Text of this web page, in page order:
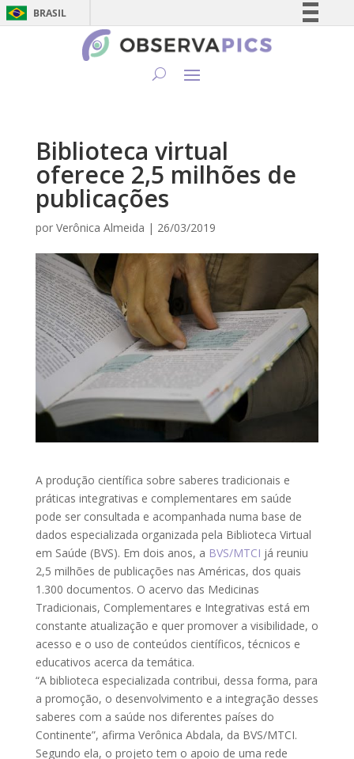
BRASIL
Simplifique!
Biblioteca virtual
oferece 2,5 milhões de
publicações
por Verônica Almeida | 26/03/2019
A produção científica sobre saberes tradicionais e
práticas integrativas e complementares em saúde
pode ser consultada e acompanhada numa base de
dados especializada organizada pela Biblioteca Virtual
em Saúde (BVS). Em dois anos, a BVS/MTCI já reuniu
2,5 milhões de publicações nas Américas, dos quais
1.300 documentos. O acervo das Medicinas
Tradicionais, Complementares e Integrativas está em
constante atualização e quer promover a visibilidade, o
acesso e o uso de conteúdos científicos, técnicos e
educativos acerca da temática.
“A biblioteca especializada contribui, dessa forma, para
a promoção, o desenvolvimento e a integração desses
saberes com a saúde nos diferentes países do
Continente”, afirma Verônica Abdala, da BVS/MTCI.
Segundo ela, o projeto tem o apoio de uma rede